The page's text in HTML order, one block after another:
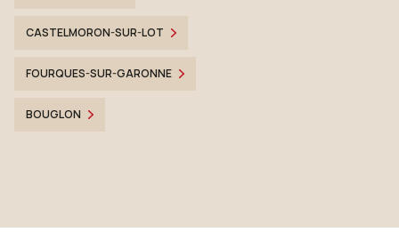
CASTELMORON-SUR-LOT
FOURQUES-SUR-GARONNE
BOUGLON